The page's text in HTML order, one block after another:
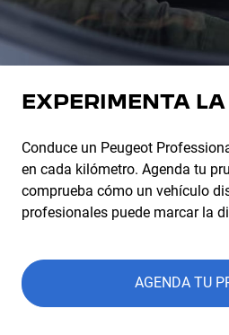
EXPERIMENTA
Conduce un Peugeot
en cada kilómetro. Agenda tu
comprueba cómo un vehículo
profesionales puede marcar la
AGENDA TU